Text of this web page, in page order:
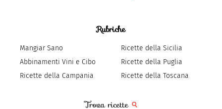
Rubriche
Mangiar Sano
Abbinamenti Vini e Cibo
Ricette della Campania
Ricette della Sicilia
Ricette della Puglia
Ricette della Toscana
Trova ricette